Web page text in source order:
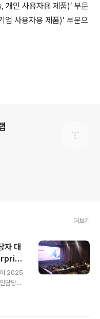
개인 사용자용 제품)’ 부문
업 사용자용 제품)’ 부문으
더보기
자 대
어 2025
담당자
제시